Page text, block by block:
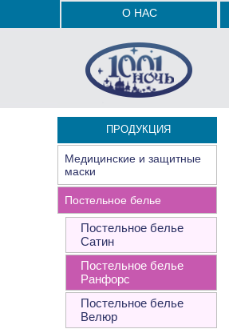
О НАС
ПРОДУКЦИЯ
Медицинские и защитные
маски
Постельное белье
Постельное белье
Сатин
Постельное белье
Ранфорс
Постельное белье
Велюр